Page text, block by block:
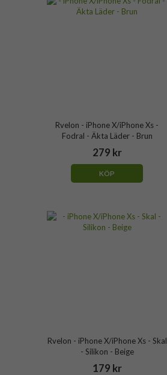
Rvelon - iPhone X/iPhone Xs -
Fodral - Äkta Läder - Brun
279 kr
KÖP
Rvelon - iPhone X/iPhone Xs - Skal
- Silikon - Beige
179 kr